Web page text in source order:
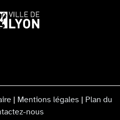
Mentions légales
Plan du
nous